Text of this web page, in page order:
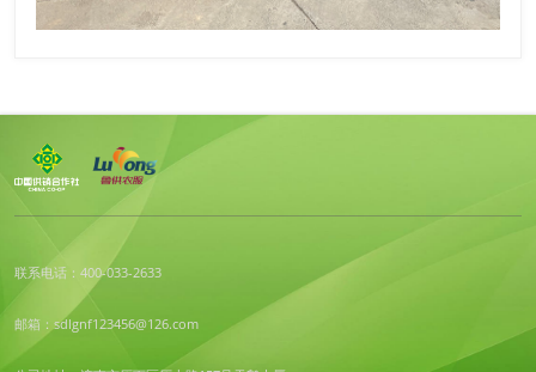
联系电话：400-033-2633
邮箱：sdlgnf123456@126.com